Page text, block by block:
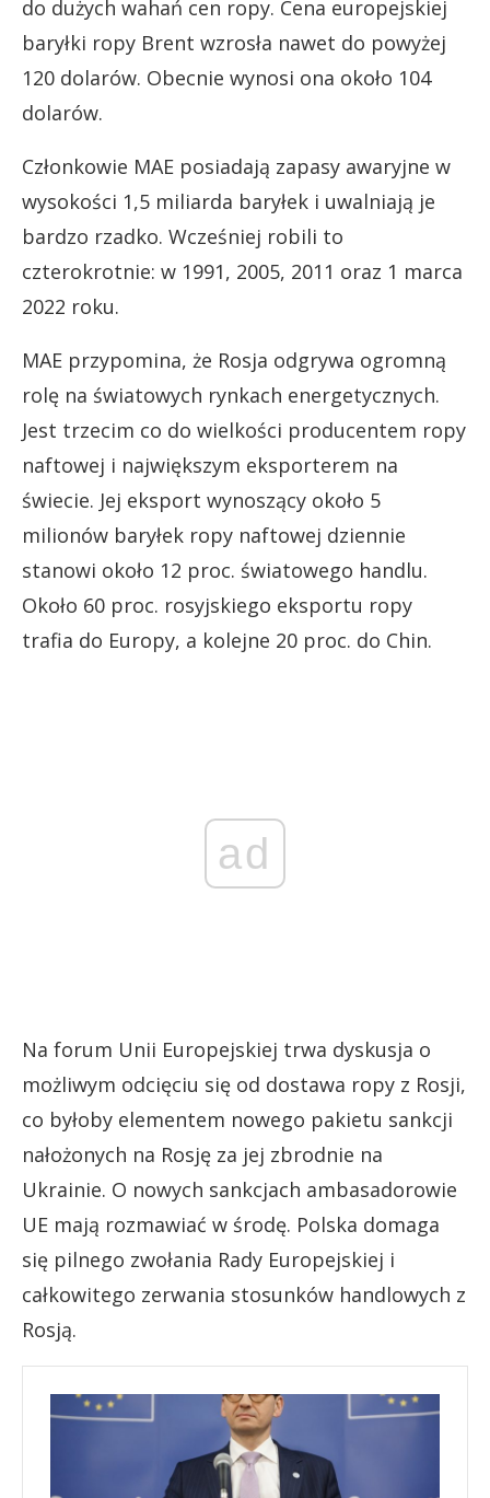
do dużych wahań cen ropy. Cena europejskiej
baryłki ropy Brent wzrosła nawet do powyżej
120 dolarów. Obecnie wynosi ona około 104
dolarów.
Członkowie MAE posiadają zapasy awaryjne w
wysokości 1,5 miliarda baryłek i uwalniają je
bardzo rzadko. Wcześniej robili to
czterokrotnie: w 1991, 2005, 2011 oraz 1 marca
2022 roku.
MAE przypomina, że Rosja odgrywa ogromną
rolę na światowych rynkach energetycznych.
Jest trzecim co do wielkości producentem ropy
naftowej i największym eksporterem na
świecie. Jej eksport wynoszący około 5
milionów baryłek ropy naftowej dziennie
stanowi około 12 proc. światowego handlu.
Około 60 proc. rosyjskiego eksportu ropy
trafia do Europy, a kolejne 20 proc. do Chin.
ad
Na forum Unii Europejskiej trwa dyskusja o
możliwym odcięciu się od dostawa ropy z Rosji,
co byłoby elementem nowego pakietu sankcji
nałożonych na Rosję za jej zbrodnie na
Ukrainie. O nowych sankcjach ambasadorowie
UE mają rozmawiać w środę. Polska domaga
się pilnego zwołania Rady Europejskiej i
całkowitego zerwania stosunków handlowych z
Rosją.